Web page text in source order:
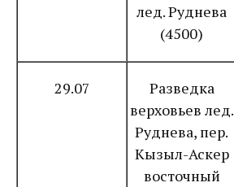
лед. Руднева
(4500)
29.07
Разведка
верховьев лед.
Руднева, пер.
Кызыл-Аскер
восточный